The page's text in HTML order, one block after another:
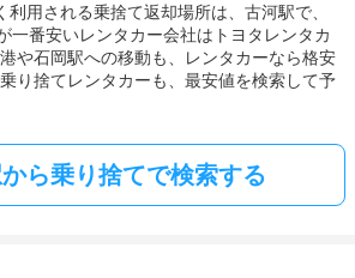
用される乗捨て返却場所は、古河駅で、
一番安いレンタカー会社はトヨタレンタカ
や石岡駅への移動も、レンタカーなら格安
り捨てレンタカーも、最安値を検索して予
ら乗り捨てで検索する